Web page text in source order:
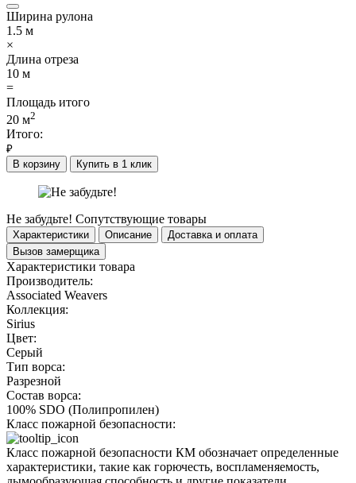
Ширина рулона
1.5 м
×
Длина отреза
10 м
=
Площадь итого
20 м2
Итого:
₽
В корзину
Купить в 1 клик
Не забудьте! Сопутствующие товары
Характеристики Описание
Доставка и оплата
Вызов замерщика
Характеристики товара
Производитель:
Associated Weavers
Коллекция:
Sirius
Цвет:
Серый
Тип ворса:
Разрезной
Состав ворса:
100% SDO (Полипропилен)
Класс пожарной безопасности:
Класс пожарной безопасности КМ обозначает определенные
характеристики, такие как горючесть, воспламеняемость,